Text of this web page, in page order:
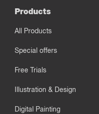
Products
All Products
Special offers
Free Trials
Illustration & Design
Digital Painting